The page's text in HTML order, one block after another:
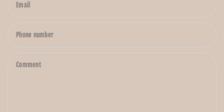
Email
Phone number
Comment